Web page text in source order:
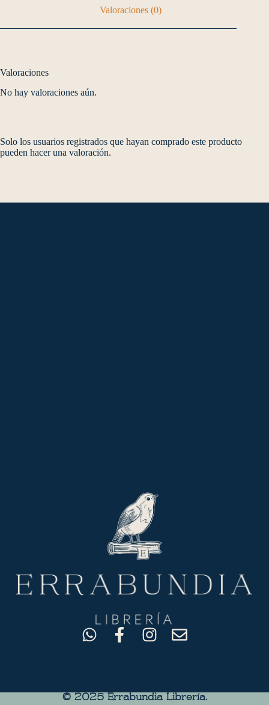
Valoraciones (0)
Valoraciones
No hay valoraciones aún.
Solo los usuarios registrados que hayan comprado este producto
pueden hacer una valoración.
© 2025 Errabundia Librerìa.